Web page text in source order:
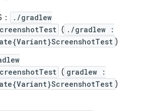
./gradlew
( ./gradlew :
)
( gradlew :
)